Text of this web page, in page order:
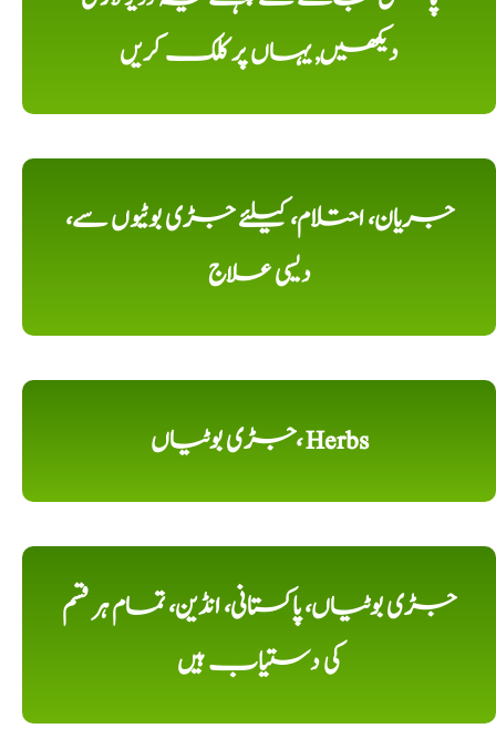
دیکھیں, یہاں پر کلک کریں
جریان، احتلام، کیلئے جڑی بوٹیوں سے،
دیسی علاج
جڑی بوٹیاں، Herbs
جڑی بوٹیاں، پاکستانی، انڈین، تمام ہر قسم
کی دستیاب ہیں